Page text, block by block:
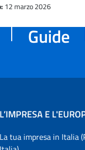
12 marzo 2026
Guide
L’IMPRESA E
La tua impresa in Italia